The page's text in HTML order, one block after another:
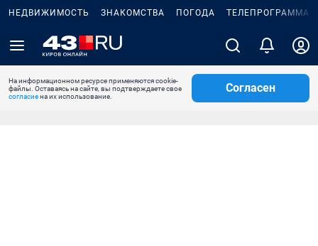
НЕДВИЖИМОСТЬ ЗНАКОМСТВА ПОГОДА ТЕЛЕПРОГРАММА
На информационном ресурсе применяются cookie-
файлы. Оставаясь на сайте, вы подтверждаете свое
согласиена их использование.
Согласен